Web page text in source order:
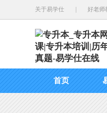
关于易学仕 好老师
首页